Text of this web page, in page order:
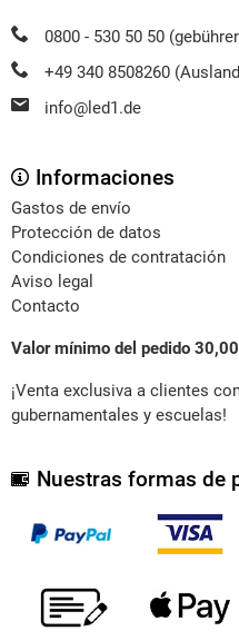
0800 - 530 50 50
+49 340 8508260
info@led1.de
Informaciones
Gastos de envío
Protección de datos
Condiciones de contratación
Aviso legal
Contacto
Valor mínimo del pedido 30,00
¡Venta exclusiva a clientes
gubernamentales y escuelas!
Nuestras formas de